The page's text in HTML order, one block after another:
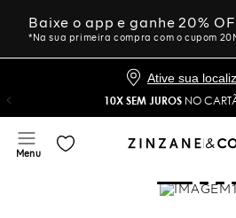
Baixe o app e ganhe 20%
*Na sua primeira compra com o cupom
Ative sua
10X SEM JUROS NO